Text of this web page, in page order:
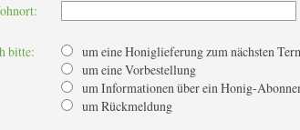
bitte:
um eine Honiglieferung zum nächsten
um eine Vorbestellung
um Informationen über ein Honig-
um Rückmeldung